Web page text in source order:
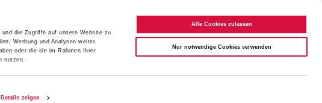
die Zugriffe auf unsere Website zu
Werbung und Analysen weiter.
oder die sie im Rahmen Ihrer
nutzen.
Details zeigen
Alle Cookies zulassen
Nur notwendige Cookies verwenden